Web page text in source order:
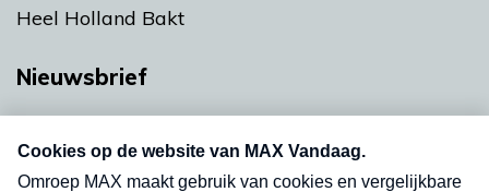
Heel Holland Bakt
Nieuwsbrief
nieuwsbrief. Elke vrijdag- en dinsdagochtend in
uw mailbox.